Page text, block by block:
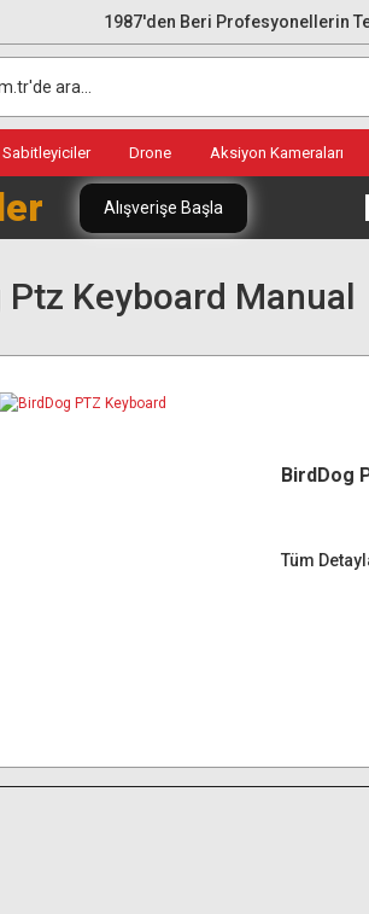
1987'den Beri Profesyonellerin
Drone Aksiyon Kameraları
Alışverişe Başla
Ptz Keyboard Manual
BirdDog
Tüm